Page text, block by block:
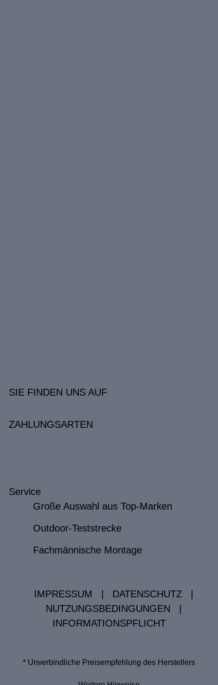
SIE FINDEN UNS AUF
ZAHLUNGSARTEN
Service
Große Auswahl aus Top-Marken
Outdoor-Teststrecke
Fachmännische Montage
IMPRESSUM DATENSCHUTZ
NUTZUNGSBEDINGUNGEN
INFORMATIONSPFLICHT
* Unverbindliche Preisempfehlung des Herstellers